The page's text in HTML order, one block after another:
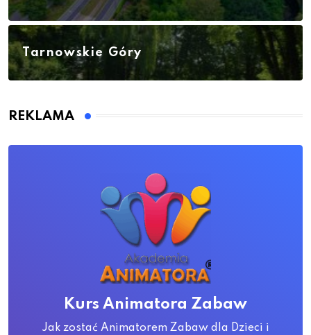
Tarnowskie Góry
REKLAMA
Kurs Animatora Zabaw
Jak zostać Animatorem Zabaw dla Dzieci i